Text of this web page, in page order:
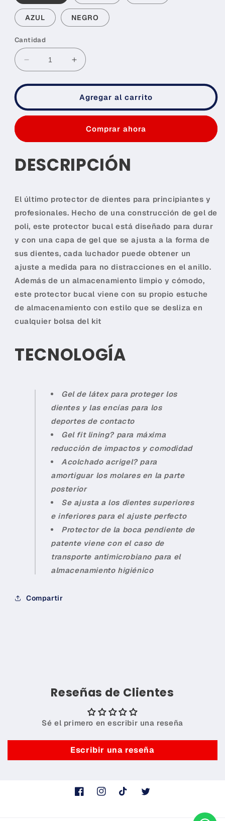
AZUL NEGRO
Cantidad
Reducir
cantidad
para
PROTECTOR
BUCAL
DE
Aumentar
cantidad
para
PROTECTOR
BUCAL
DE
ADULTO
Agregar al carrito
Comprar ahora
DESCRIPCIÓN
El último protector de dientes para principiantes y
profesionales. Hecho de una construcción de gel de
poli, este protector bucal está diseñado para durar
y con una capa de gel que se ajusta a la forma de
sus dientes, cada luchador puede obtener un
ajuste a medida para no distracciones en el anillo.
Además de un almacenamiento limpio y cómodo,
este protector bucal viene con su propio estuche
de almacenamiento con estilo que se desliza en
cualquier bolsa del kit
TECNOLOGÍA
Gel de látex para proteger los
dientes y las encías para los
deportes de contacto
Gel fit lining? para máxima
reducción de impactos y comodidad
Acolchado acrigel? para
amortiguar los molares en la parte
posterior
Se ajusta a los dientes superiores
e inferiores para el ajuste perfecto
Protector de la boca pendiente de
patente viene con el caso de
transporte antimicrobiano para el
almacenamiento higiénico
Compartir
Reseñas de Clientes
Sé el primero en escribir una reseña
Escribir una reseña
FacebookInstagramTikTokTwitter
Compra ahora y paga a meses
sin tarjeta de crédito
pagar con Meses sin Tarjeta.
2 En tu cuenta de Mercado Pago,
elige
la cantidad de meses y confirma.
3 Paga mes a mescon saldo disponible,
débito u otros medios.
Crédito sujeto a aprobación.
¿Tienes dudas? Consulta nuestraAyuda.